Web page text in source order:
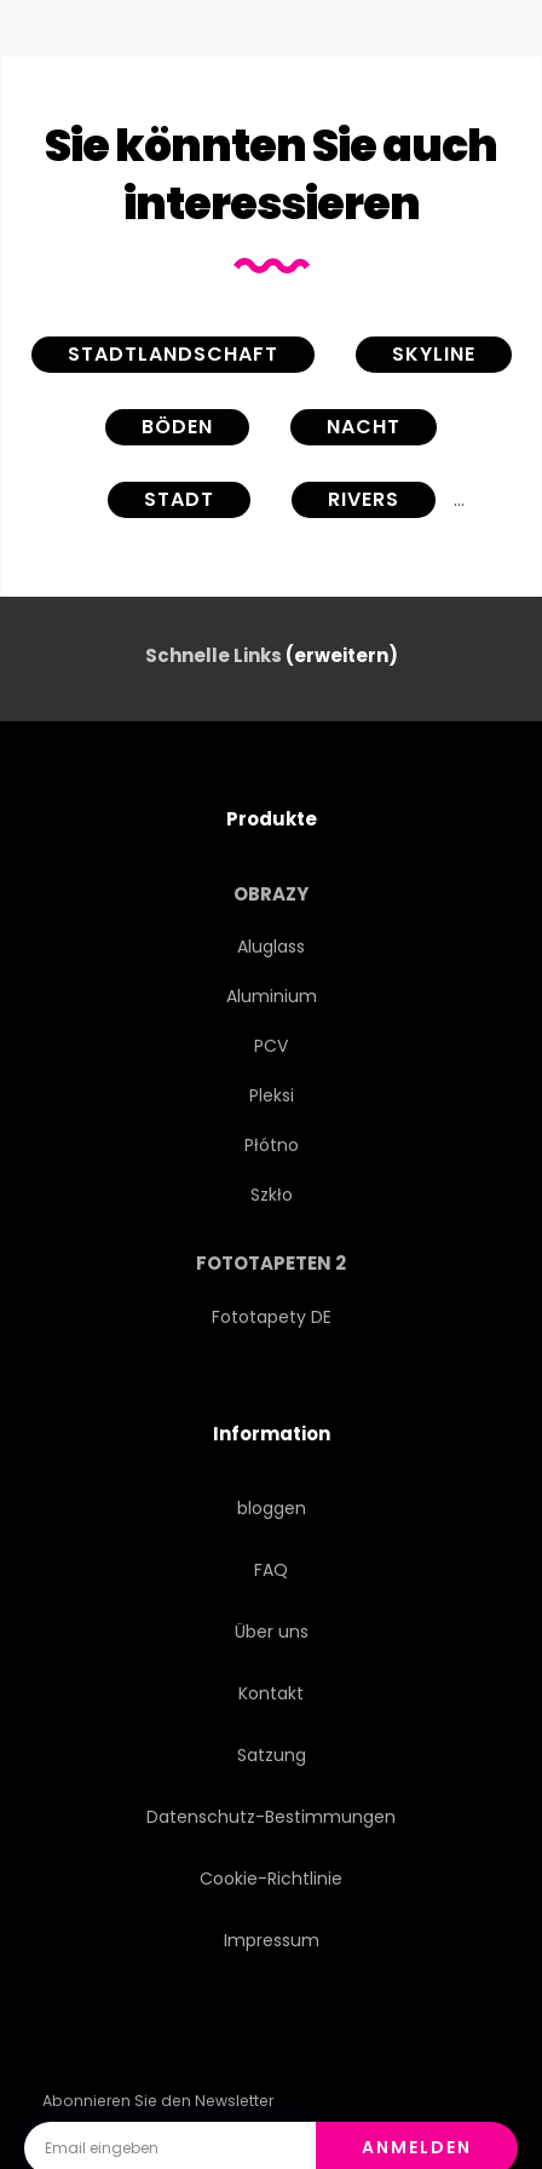
Sie könnten Sie auch
interessieren
STADTLANDSCHAFT SKYLINE
BÖDEN NACHT
STADT RIVERS
DOWNTOWN MODERN
LICHT BACKSTEIN
ARCHITEKTUR
Schnelle Links (erweitern)
Produkte
OBRAZY
Aluglass
Aluminium
PCV
Pleksi
Płótno
Szkło
FOTOTAPETEN 2
Fototapety DE
Information
bloggen
FAQ
Über uns
Kontakt
Satzung
Datenschutz-Bestimmungen
Cookie-Richtlinie
Impressum
Abonnieren Sie den Newsletter
ANMELDEN